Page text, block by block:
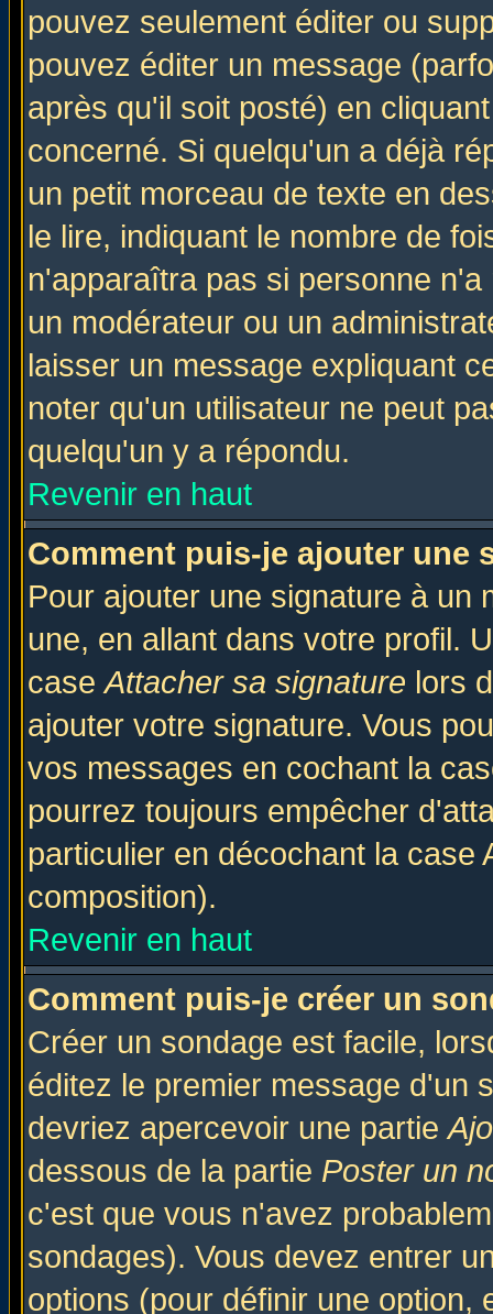
pouvez seulement éditer ou
pouvez éditer un message
après qu'il soit posté) en
concerné. Si quelqu'un a déjà
un petit morceau de texte en
le lire, indiquant le nombre de
n'apparaîtra pas si personne
un modérateur ou un
laisser un message expliquant
noter qu'un utilisateur ne peut
quelqu'un y a répondu.
Revenir en haut
Comment puis-je ajouter une
Pour ajouter une signature à un
une, en allant dans votre profil.
caseAttacher sa signature lors
ajouter votre signature. Vous
vos messages en cochant la
pourrez toujours empêcher
particulier en décochant la
composition).
Revenir en haut
Comment puis-je créer un
Créer un sondage est facile,
éditez le premier message d'un
devriez apercevoir une partie
dessous de la partie Poster un
c'est que vous n'avez
sondages). Vous devez entrer
options (pour définir une option,